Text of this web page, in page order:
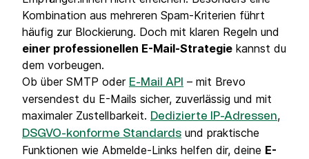
Kombination aus mehreren Spam-Kriterien führt
häufig zur Blockierung. Doch mit klaren Regeln und
einer professionellen E-Mail-Strategie kannst du
dem vorbeugen.
Ob über SMTP oder E-Mail API – mit Brevo
versendest du E-Mails sicher, zuverlässig und mit
maximaler Zustellbarkeit. Dedizierte IP-Adressen,
DSGVO-konforme Standards und praktische
Funktionen wie Abmelde-Links helfen dir, deine E-